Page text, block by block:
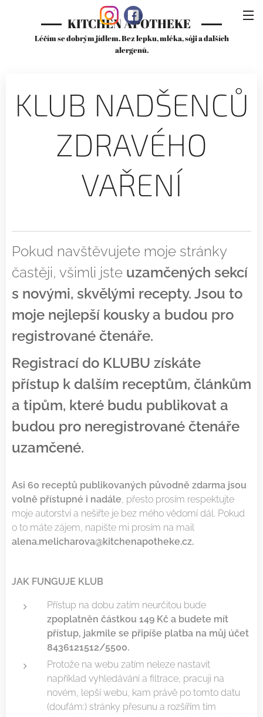
KITCHEN APOTHEKE
Léčím se dobrým jídlem. Bez lepku, mléka, sóji a dalších
alergenů.
KLUB NADŠENCŮ
ZDRAVÉHO
VAŘENÍ
Pokud navštěvujete moje stránky
častěji, všimli jste uzamčených sekcí
s novými, skvělými recepty. Jsou to
moje nejlepší kousky a budou pro
registrované čtenáře.
Registrací do KLUBU získáte
přístup k dalším receptům, článkům
a tipům, které budu publikovat a
budou pro neregistrované čtenáře
uzamčené.
Asi 60 receptů publikovaných původně zdarma jsou
volně přístupné i nadále, přesto prosím respektujte
moje autorství a nešiřte je bez mého vědomí dál. Pokud
o to máte zájem, napište mi prosím na mail
alena.melicharova@kitchenapotheke.cz.
JAK FUNGUJE KLUB
Přístup na dobu zatím neurčitou bude
zpoplatněn částkou 149 Kč a budete mít
přístup, jakmile se připíše platba na můj účet
8436121512/5500.
Protože na webu zatím neleze nastavit
například vyhledávání a filtrace, pracuji na
novém, lepší webu, kam právě po tomto datu
(doufám:) stránky přesunu a rozšířím tím